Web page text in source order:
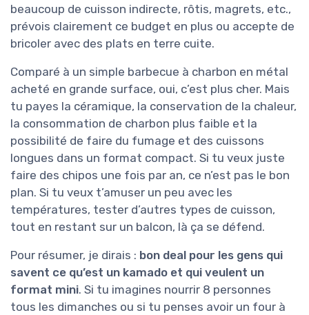
beaucoup de cuisson indirecte, rôtis, magrets, etc.,
prévois clairement ce budget en plus ou accepte de
bricoler avec des plats en terre cuite.
Comparé à un simple barbecue à charbon en métal
acheté en grande surface, oui, c’est plus cher. Mais
tu payes la céramique, la conservation de la chaleur,
la consommation de charbon plus faible et la
possibilité de faire du fumage et des cuissons
longues dans un format compact. Si tu veux juste
faire des chipos une fois par an, ce n’est pas le bon
plan. Si tu veux t’amuser un peu avec les
températures, tester d’autres types de cuisson,
tout en restant sur un balcon, là ça se défend.
Pour résumer, je dirais : bon deal pour les gens qui
savent ce qu’est un kamado et qui veulent un
format mini. Si tu imagines nourrir 8 personnes
tous les dimanches ou si tu penses avoir un four à